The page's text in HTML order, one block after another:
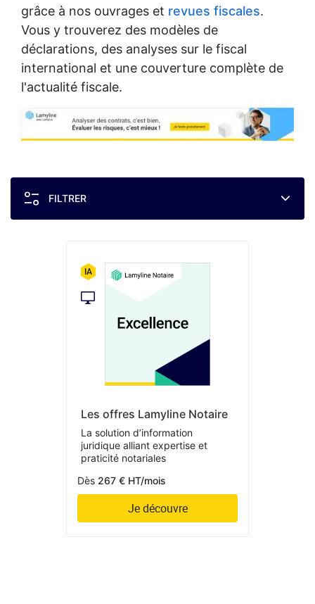
grâce à nos ouvrages et revues fiscales.
Vous y trouverez des modèles de
déclarations, des analyses sur le fiscal
international et une couverture complète de
l'actualité fiscale.
FILTRER
Les offres Lamyline Notaire
La solution d’information
juridique alliant expertise et
praticité notariales
Dès 267 € HT/mois
Je découvre